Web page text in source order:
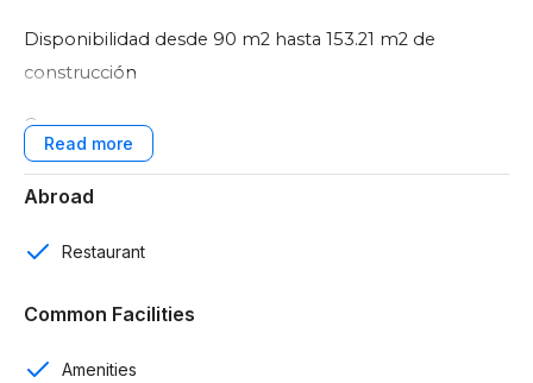
Disponibilidad desde 90 m2 hasta 153.21 m2 de
construcción
Características:
19 edificios
Abroad
Restaurant
Common Facilities
Amenities